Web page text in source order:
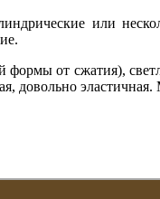
или
формы от сжатия),
довольно эластичная.